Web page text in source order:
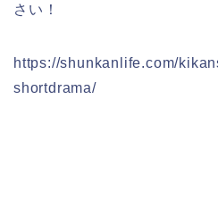
さい！
https://shunkanlife.com/
shortdrama/